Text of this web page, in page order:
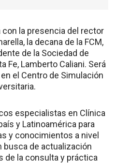
con la presencia del rector
la decana de la FCM,
de la Sociedad de
Fe, Lamberto Caliani. Será
el Centro de Simulación
especialistas en Clínica
y Latinoamérica para
y conocimientos a nivel
busca de actualización
de la consulta y práctica